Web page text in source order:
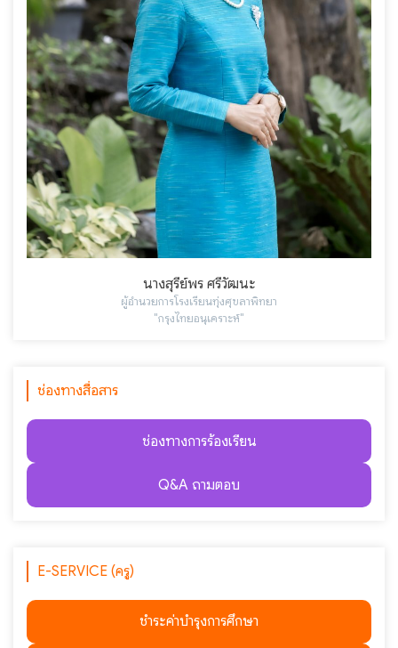
นางสุรีย์พร ศรีวัฒนะ
ผู้อำนวยการโรงเรียนทุ่งศุขลาพิทยา
"กรุงไทยอนุเคราะห์"
ช่องทางสื่อสาร
ช่องทางการร้องเรียน
Q&A ถามตอบ
E-SERVICE (ครู)
ชำระค่าบำรุงการศึกษา